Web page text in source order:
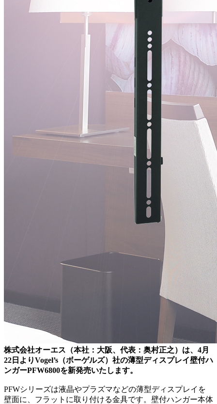
株式会社オーエス（本社：大阪、代表：奥村正之）は、4月
22日よりVogel’s（ボーゲルズ）社の薄型ディスプレイ壁付ハ
ンガーPFW6800を新発売いたします。
PFWシリーズは液晶やプラズマなどの薄型ディスプレイを
壁面に、フラットに取り付ける金具です。壁付ハンガー本体